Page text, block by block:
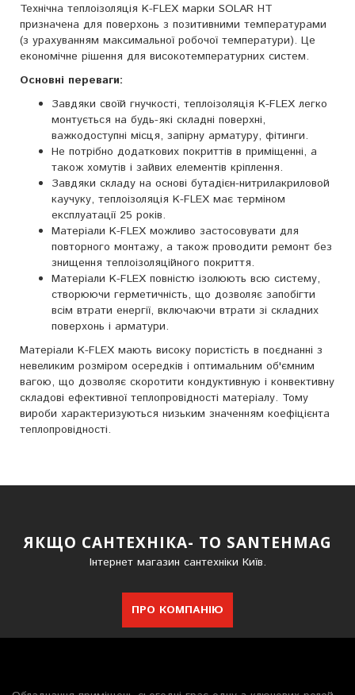
Технічна теплоізоляція K-FLEX марки SOLAR HT
призначена для поверхонь з позитивними температурами
(з урахуванням максимальної робочої температури). Це
економічне рішення для високотемпературних систем.
Основні переваги:
Завдяки своїй гнучкості, теплоізоляція K-FLEX легко
монтується на будь-які складні поверхні,
важкодоступні місця, запірну арматуру, фітинги.
Не потрібно додаткових покриттів в приміщенні, а
також хомутів і зайвих елементів кріплення.
Завдяки складу на основі бутадієн-нитрилакриловой
каучуку, теплоізоляція K-FLEX має терміном
експлуатації 25 років.
Матеріали K-FLEX можливо застосовувати для
повторного монтажу, а також проводити ремонт без
знищення теплоізоляційного покриття.
Матеріали K-FLEX повністю ізолюють всю систему,
створюючи герметичність, що дозволяє запобігти
всім втрати енергії, включаючи втрати зі складних
поверхонь і арматури.
Матеріали K-FLEX мають високу пористість в поєднанні з
невеликим розміром осередків і оптимальним об'ємним
вагою, що дозволяє скоротити кондуктивную і конвективну
складові ефективної теплопровідності матеріалу. Тому
вироби характеризуються низьким значенням коефіцієнта
теплопровідності.
ЯКЩО САНТЕХНІКА- ТО SANTEHMAG
Інтернет магазин сантехніки Київ.
ПРО КОМПАНІЮ